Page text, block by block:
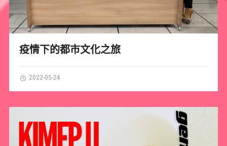
疫情下的都市文化之旅
2022-05-24